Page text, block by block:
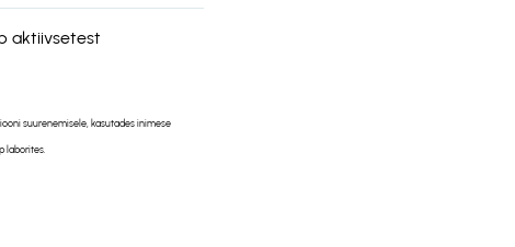
aktiivsetest
suurenemisele, kasutades inimese
laborites.